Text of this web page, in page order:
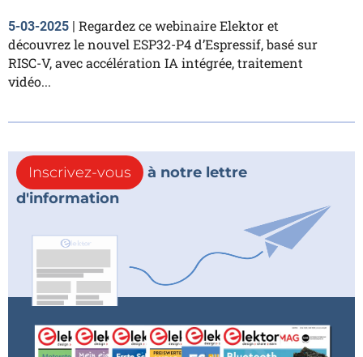
5-03-2025 | Regardez ce webinaire Elektor et
découvrez le nouvel ESP32-P4 d’Espressif, basé sur
RISC-V, avec accélération IA intégrée, traitement
vidéo...
Inscrivez-vous
à notre lettre
d'information